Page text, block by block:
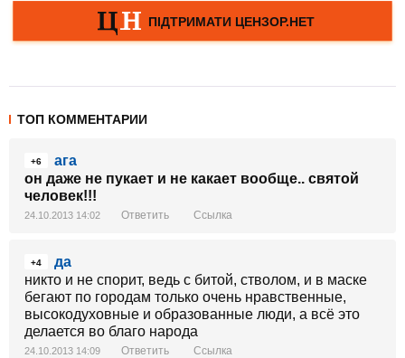
ТОП КОММЕНТАРИИ
+6
ага
он даже не пукает и не какает вообще.. святой
человек!!!
24.10.2013 14:02 Ответить Ссылка
+4
да
никто и не спорит, ведь с битой, стволом, и в маске
бегают по городам только очень нравственные,
высокодуховные и образованные люди, а всё это
делается во благо народа
24.10.2013 14:09 Ответить Ссылка